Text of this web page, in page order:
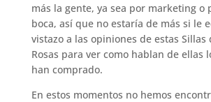
más la gente, ya sea por marketing o
boca, así que no estaría de más si le
vistazo a las opiniones de estas Sillas
Rosas para ver como hablan de ellas
han comprado.
En estos momentos no hemos